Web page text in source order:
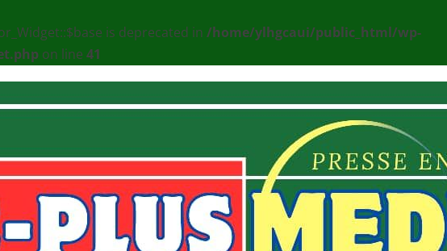
is deprecated in /home/ylhgcaui/public_html/wp-
on line 41